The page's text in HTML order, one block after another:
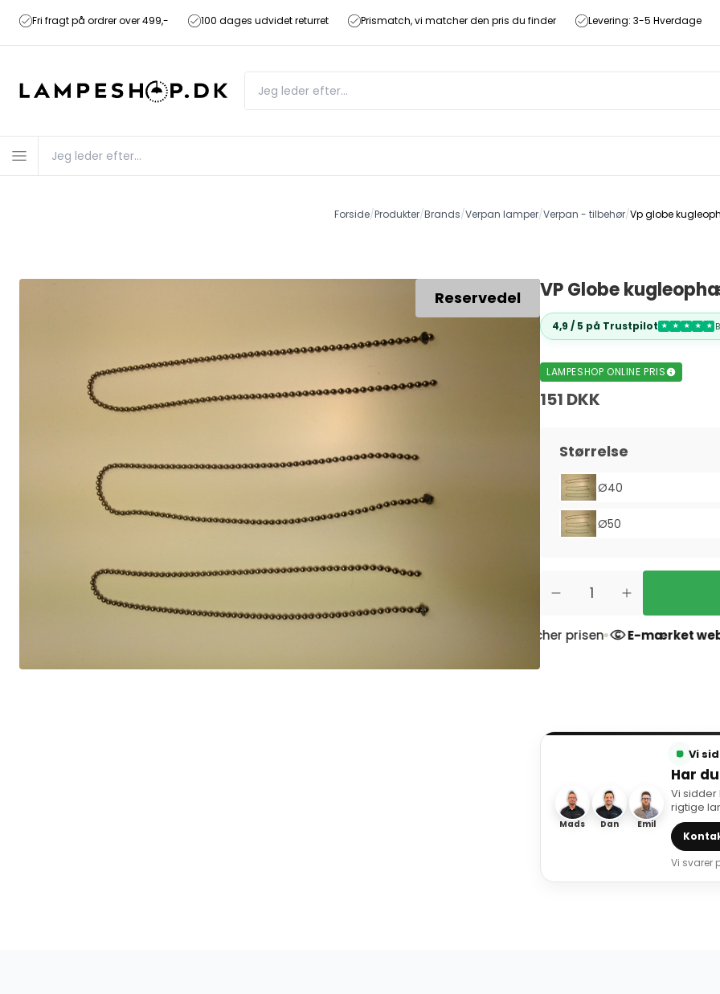
Fri fragt på ordrer over 499,- 100 dages udvidet returret Prismatch, vi matcher den pris du finder Levering: 3-5 Hverdage
Forside/Produkter/Brands/Verpan lamper/Verpan - tilbehør/Vp globe
Reservedel VP Globe
4,9 / 5 på Trustpilot ★ ★ ★ ★ ★
LAMPESHOP ONLINE PRIS
151 DKK
Størrelse
Ø40
Ø50
- Vi matcher prisen E-mærket webshop
Mads Dan Emil
Vi
Har
Vi
rigtige
Vi svarer